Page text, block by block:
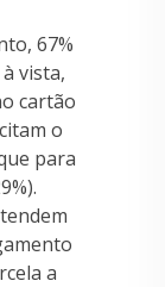
67%
vista,
cartão
o
para
a